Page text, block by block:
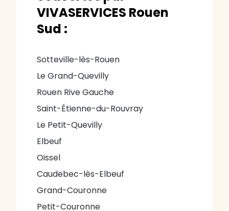
VIVASERVICES Rouen
Sud :
Sotteville-lès-Rouen
Le Grand-Quevilly
Rouen Rive Gauche
Saint-Étienne-du-Rouvray
Le Petit-Quevilly
Elbeuf
Oissel
Caudebec-lès-Elbeuf
Grand-Couronne
Petit-Couronne